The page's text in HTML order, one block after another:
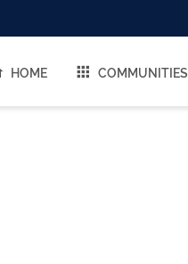
HOME COMMUNITIES